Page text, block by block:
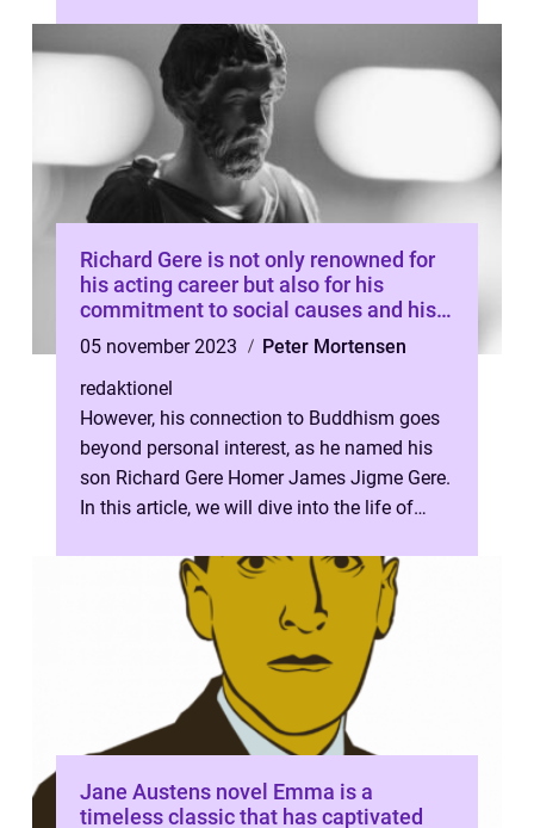
Richard Gere is not only renowned for
his acting career but also for his
commitment to social causes and his
interest in spirituality
05 november 2023
Peter Mortensen
redaktionel
However, his connection to Buddhism goes
beyond personal interest, as he named his
son Richard Gere Homer James Jigme Gere.
In this article, we will dive into the life of
Jane Austens novel Emma is a
timeless classic that has captivated